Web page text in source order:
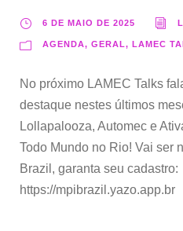
6 DE MAIO DE 2025
AGENDA, GERAL, LAMEC
No próximo LAMEC Talks
destaque nestes últimos
Lollapalooza, Automec e
Todo Mundo no Rio! Vai ser
Brazil, garanta seu cadastro:
https://mpibrazil.yazo.app.br